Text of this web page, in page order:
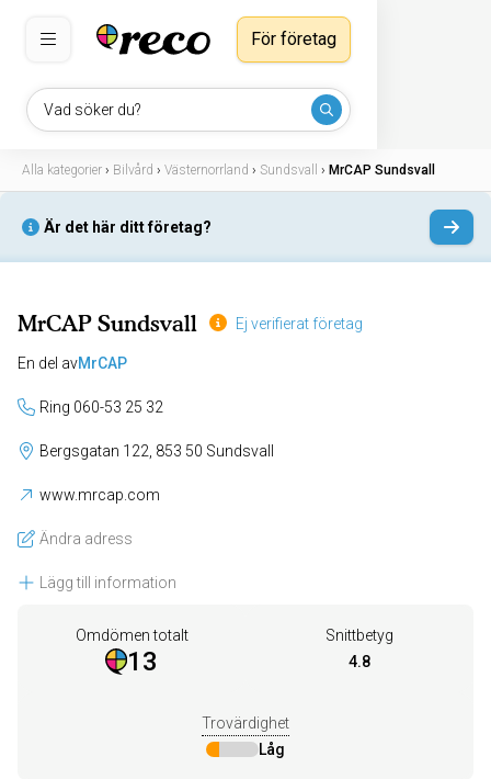
Vad söker du?
För företag
Alla kategorier › Bilvård › Västernorrland › Sundsvall › MrCAP Sundsvall
Är det här ditt företag?
MrCAP Sundsvall Ej verifierat företag
En del avMrCAP
Ring 060-53 25 32
Bergsgatan 122, 853 50 Sundsvall
www.mrcap.com
Ändra adress
Lägg till information
Omdömen totalt
13
Snittbetyg
4.8
Trovärdighet
Låg